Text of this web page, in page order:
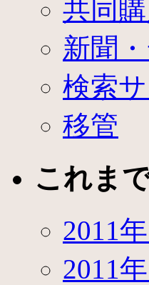
共同
新聞
検索
移管
これま
2011
2011